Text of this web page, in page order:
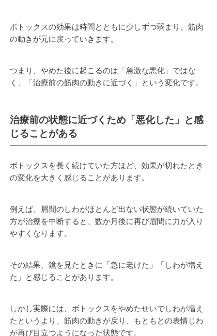
ボトックスの効果は時間とともに少しずつ弱まり、筋肉
の動きが元に戻っていきます。
つまり、やめた後に起こるのは「急激な悪化」ではな
く、「治療前の筋肉の動きに近づく」という変化です。
治療前の状態に近づくため「悪化した」と感
じることがある
ボトックスを長く続けていた方ほど、効果が切れたとき
の変化を大きく感じることがあります。
例えば、眉間のしわがほとんど出ない状態が続いていた
方が治療を中断すると、数か月後に再び眉間に力が入り
やすくなります。
その結果、鏡を見たときに「急に老けた」「しわが増え
た」と感じることがあります。
しかし実際には、ボトックスをやめたせいでしわが増え
たというより、筋肉の動きが戻り、もともとの表情じわ
が再び目立つようになった状態です。